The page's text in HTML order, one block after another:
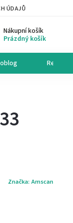
ÚDAJŮ
Nákupní košík
Prázdný košík
Recepty
Značka: Amscan